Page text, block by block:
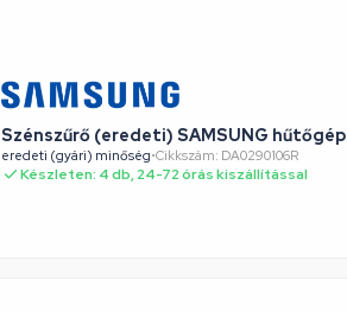
Szénszűrő (eredeti) SAMSUNG hűtőgép
eredeti (gyári) minőség•Cikkszám: DA0290106R
Készleten: 4 db, 24-72 órás kiszállítással